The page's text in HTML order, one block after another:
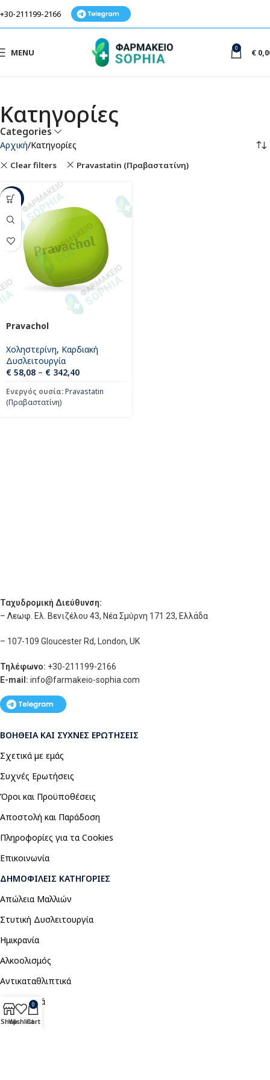
+30-211199-2166
MENU 0 €
Κατηγορίες
Categories
Αρχική Κατηγορίες
Clear filters Pravastatin (Πραβαστατίνη)
-40%
Pravachol
Χοληστερίνη, Καρδιακή
Δυσλειτουργία
€ 58,08 – € 342,40
Ενεργός ουσία:Pravastatin
(Πραβαστατίνη)
Ταχυδρομική Διεύθυνση:
– Λεωφ. Ελ. Βενιζέλου 43, Νέα Σμύρνη 171 23, Ελλάδα
– 107-109 Gloucester Rd, London, UK
Τηλέφωνο: +30-211199-2166
E-mail: info@farmakeio-sophia.com
ΒΟΉΘΕΙΑ ΚΑΙ ΣΥΧΝΈΣ ΕΡΩΤΉΣΕΙΣ
Σχετικά με εμάς
Συχνές Ερωτήσεις
Όροι και Προϋποθέσεις
Αποστολή και Παράδοση
Πληροφορίες για τα Cookies
Επικοινωνία
ΔΗΜΟΦΙΛΕΊΣ ΚΑΤΗΓΟΡΊΕΣ
Απώλεια Μαλλιών
Στυτική Δυσλειτουργία
Ημικρανία
Αλκοολισμός
Αντικαταθλιπτικά
Αναλγητικά
ShopWishlist
0
Cart